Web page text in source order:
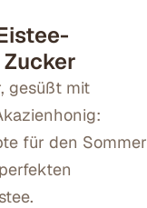
gesüßt mit
für den Sommer